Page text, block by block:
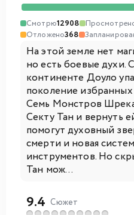
Смотрю12908
Отложено368
На этой земле нет
но есть боевые духи.
континенте Доуло
поколение
Семь Монстров
Секту Тан и вернуть
помогут духовный
смерти и новая
инструментов. Но
Тан мож...
9.4 Сюжет